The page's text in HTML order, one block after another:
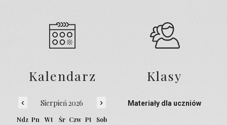
Kalendarz
‹ Sierpień 2026 ›
Ndz Pn Wt Śr Czw Pt
Sob
Klasy
Materiały dla uczniów